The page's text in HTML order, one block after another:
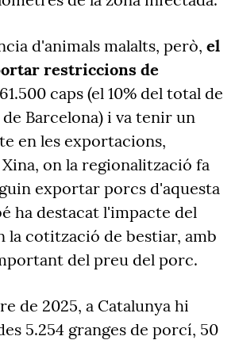
d'animals malalts, però, el
restriccions de
caps (el 10% del total de
Barcelona) i va tenir un
en les exportacions,
on la regionalització fa
exportar porcs d'aquesta
ha destacat l'impacte del
la cotització de bestiar, amb
del preu del porc.
de 2025, a Catalunya hi
5.254 granges de porcí, 50